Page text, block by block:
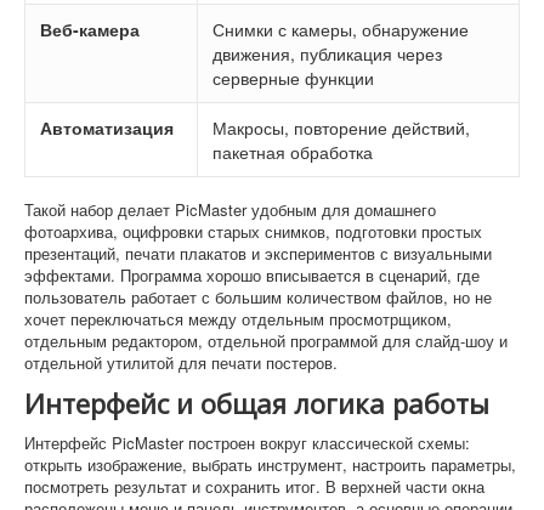
Веб-камера
Снимки с камеры, обнаружение
движения, публикация через
серверные функции
Автоматизация
Макросы, повторение действий,
пакетная обработка
Такой набор делает PicMaster удобным для домашнего
фотоархива, оцифровки старых снимков, подготовки простых
презентаций, печати плакатов и экспериментов с визуальными
эффектами. Программа хорошо вписывается в сценарий, где
пользователь работает с большим количеством файлов, но не
хочет переключаться между отдельным просмотрщиком,
отдельным редактором, отдельной программой для слайд-шоу и
отдельной утилитой для печати постеров.
Интерфейс и общая логика работы
Интерфейс PicMaster построен вокруг классической схемы:
открыть изображение, выбрать инструмент, настроить параметры,
посмотреть результат и сохранить итог. В верхней части окна